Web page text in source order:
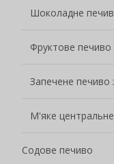
Шоколадне
Фруктове печиво
Запечене печиво
М'яке
Содове печиво